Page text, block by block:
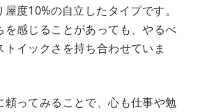
度10%の自立したタイプです。
を感じることがあっても、やるべ
トイックさを持ち合わせていま
頼ってみることで、心も仕事や勉